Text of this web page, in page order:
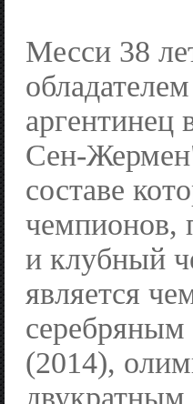
Месси 38
аргентинец
Сен-
составе
чемпионов,
и клубный
является
серебряным
(2014),